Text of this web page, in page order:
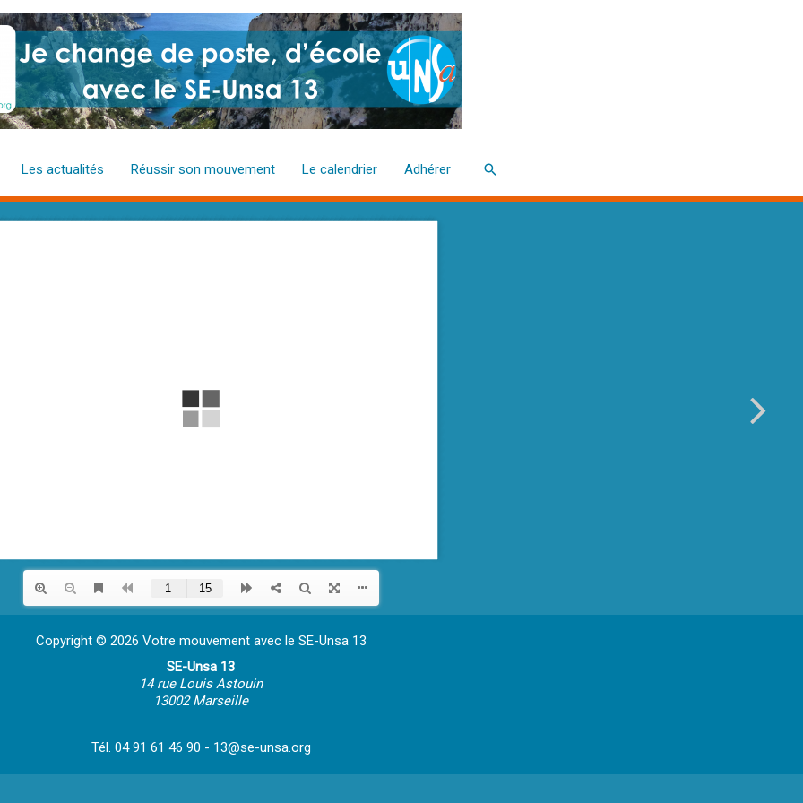
Les actualités Réussir son mouvement Le calendrier Adhérer Rechercher
Copyright © 2026 Votre mouvement avec le SE-Unsa 13
SE-Unsa 13
14 rue Louis Astouin
13002 Marseille
Tél. 04 91 61 46 90 - 13@se-unsa.org